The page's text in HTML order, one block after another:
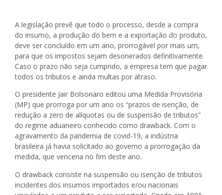
A legislação prevê que todo o processo, desde a compra
do insumo, a produção do bem e a exportação do produto,
deve ser concluído em um ano, prorrogável por mais um,
para que os impostos sejam desonerados definitivamente.
Caso o prazo não seja cumprido, a empresa tem que pagar
todos os tributos e ainda multas por atraso.
O presidente Jair Bolsonaro editou uma Medida Provisória
(MP) que prorroga por um ano os “prazos de isenção, de
redução a zero de alíquotas ou de suspensão de tributos”
do regime aduaneiro conhecido como drawback. Com o
agravamento da pandemia de covid-19, a indústria
brasileira já havia solicitado ao governo a prorrogação da
medida, que venceria no fim deste ano.
O drawback consiste na suspensão ou isenção de tributos
incidentes dos insumos importados e/ou nacionais